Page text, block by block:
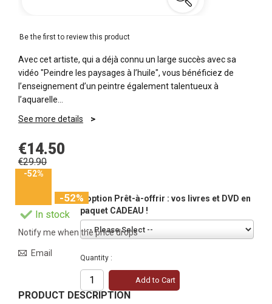
Be the first to review this product
Avec cet artiste, qui a déjà connu un large succès avec sa
vidéo "Peindre les paysages à l’huile", vous bénéficiez de
l’enseignement d’un peintre également talentueux à
l’aquarelle…
See more details
€14.50
€29.90
-52%
-52%
In stock
L'option Prêt-à-offrir : vos livres et DVD en
paquet CADEAU !
Quantity :
Add to Cart
Notify me when the price drops
Email
PRODUCT DESCRIPTION